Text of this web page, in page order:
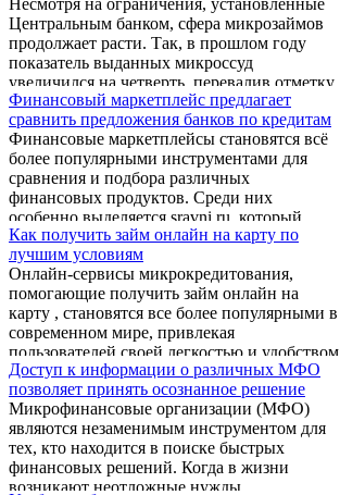
предлагает клиентам свои уникальные
условия и услуги. В условиях
экономической неопределенности и
потребности в оперативных финансовых
решениях такие организации становятся все
более востребованными. К примеру,
многим заемщикам требуется
круглосуточный ...
Несмотря на ограничения, установленные
Центральным банком, сфера микрозаймов
продолжает расти. Так, в прошлом году
показатель выданных микроссуд
увеличился на четверть, перевалив отметку
в 350 млн рублей. Причем это сумма, не
учитывающая проценты по займам. В чем
причина, позволяющая микрофинансовым
организациям демонстрировать уверенный
рост? Ответ прост – цифровизация.
Финансовый маркетплейс предлагает
сравнить предложения банков по кредитам
Финансовые маркетплейсы становятся всё
более популярными инструментами для
сравнения и подбора различных
финансовых продуктов. Среди них
особенно выделяется sravni.ru, который
предоставляет пользователям удобный и
эффективный доступ к данным о множестве
финансовых услуг. Один из наиболее
полезных сервисов этого портала — раздел,
представляющий банки с высоким
одобрением кредита онлайн без скрытых
комиссий, страховок и любых других
неожиданных условий.
Как получить займ онлайн на карту по
лучшим условиям
Онлайн-сервисы микрокредитования,
помогающие получить займ онлайн на
карту , становятся все более популярными в
современном мире, привлекая
пользователей своей легкостью и удобством
использования. Один из таких сервисов –
Mickrozaim.ru, основным преимуществом
которого является оперативность.
Доступ к информации о различных МФО
позволяет принять осознанное решение
Микрофинансовые организации (МФО)
являются незаменимым инструментом для
тех, кто находится в поиске быстрых
финансовых решений. Когда в жизни
возникают неотложные нужды,